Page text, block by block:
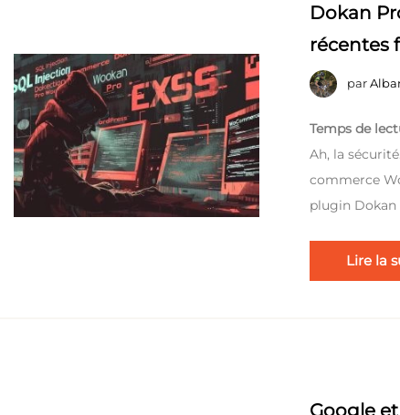
Dokan
récentes
par
Temps de
Ah, la
commerce
plugin Dokan
Lire la